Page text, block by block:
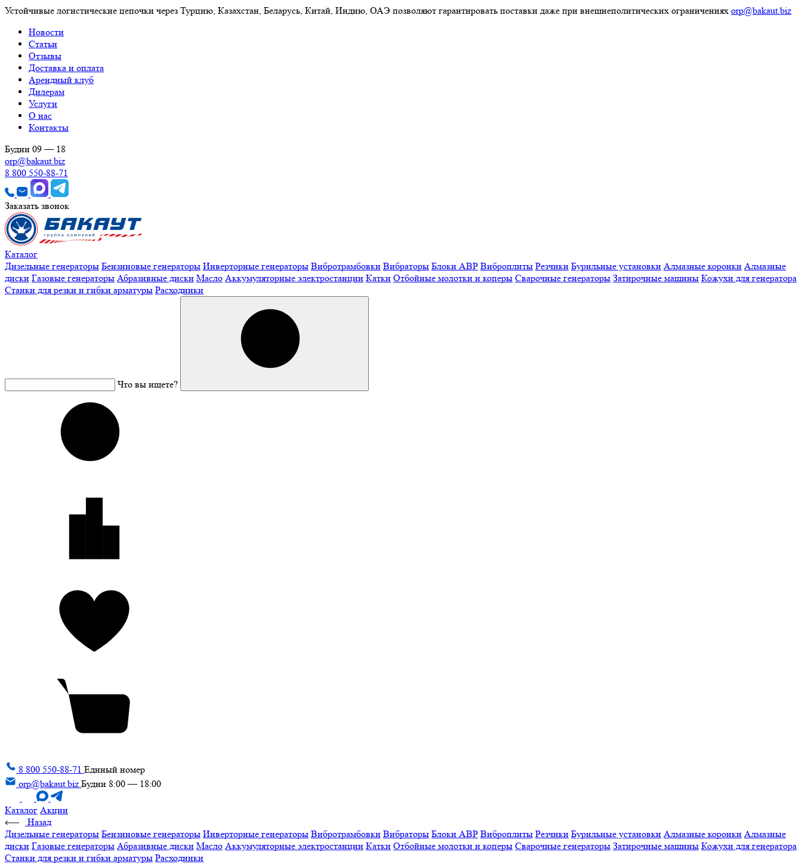
Устойчивые логистические цепочки через Турцию, Казахстан, Беларусь, Китай, Индию, ОАЭ позволяют гарантировать поставки даже при внешнеполитических ограничениях orp@bakaut.biz
Новости
Статьи
Отзывы
Доставка и оплата
Арендный клуб
Дилерам
Услуги
О нас
Контакты
Будни 09 — 18
orp@bakaut.biz
8 800 550-88-71
Заказать звонок
Каталог
Дизельные генераторы Бензиновые генераторы Инверторные генераторы Вибротрамбовки Вибраторы Блоки АВР Виброплиты Резчики Бурильные установки Алмазные коронки Алмазные
диски Газовые генераторы Абразивные диски Масло Аккумуляторные электростанции Катки Отбойные молотки и коперы Сварочные генераторы Затирочные машины Кожухи для генератора
Станки для резки и гибки арматуры Расходники
Что вы ищете?
8 800 550-88-71 Единый номер
orp@bakaut.biz Будни 8:00 — 18:00
Каталог Акции
Назад
Дизельные генераторы Бензиновые генераторы Инверторные генераторы Вибротрамбовки Вибраторы Блоки АВР Виброплиты Резчики Бурильные установки Алмазные коронки Алмазные
диски Газовые генераторы Абразивные диски Масло Аккумуляторные электростанции Катки Отбойные молотки и коперы Сварочные генераторы Затирочные машины Кожухи для генератора
Станки для резки и гибки арматуры Расходники